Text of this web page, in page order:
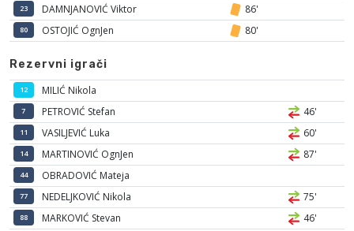
23 DAMNJANOVIĆ Viktor 86'
80 OSTOJIĆ OgnJen 80'
Rezervni igrači
12 MILIĆ Nikola
7 PETROVIĆ Stefan 46'
11 VASILJEVIĆ Luka 60'
14 MARTINOVIĆ OgnJen 87'
44 OBRADOVIĆ Mateja
77 NEDELJKOVIĆ Nikola 75'
88 MARKOVIĆ Stevan 46'